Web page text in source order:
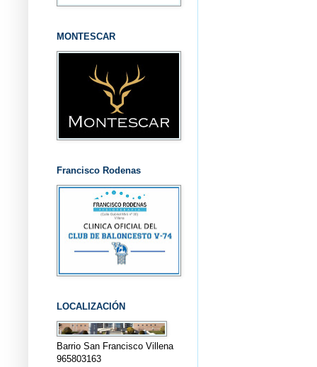
MONTESCAR
Francisco Rodenas
LOCALIZACIÓN
Barrio San Francisco Villena
965803163